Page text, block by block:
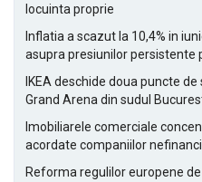
locuinta proprie
Inflatia a scazut la 10,4% in
asupra presiunilor persistente
IKEA deschide doua puncte
Grand Arena din sudul
Imobiliarele comerciale
acordate companiilor
Reforma regulilor europene